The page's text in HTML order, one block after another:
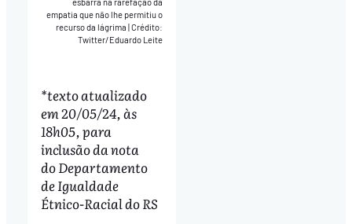
empatia que não lhe permitiu o
recurso da lágrima|Crédito:
Twitter/Eduardo Leite
*texto atualizado
em 20/05/24, às
18h05, para
inclusão da nota
do Departamento
de Igualdade
Étnico-Racial do RS